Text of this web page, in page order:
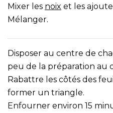
Mixer les noix et les
Mélanger.
Disposer au centre de
peu de la préparation au
Rabattre les côtés des
former un triangle.
Enfourner environ 15